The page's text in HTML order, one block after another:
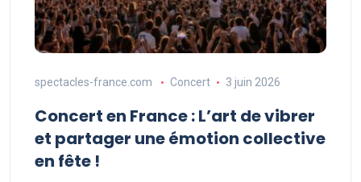
spectacles-france.com Concert 3 juin 2026
Concert en France : L’art de vibrer
et partager une émotion collective
en fête !